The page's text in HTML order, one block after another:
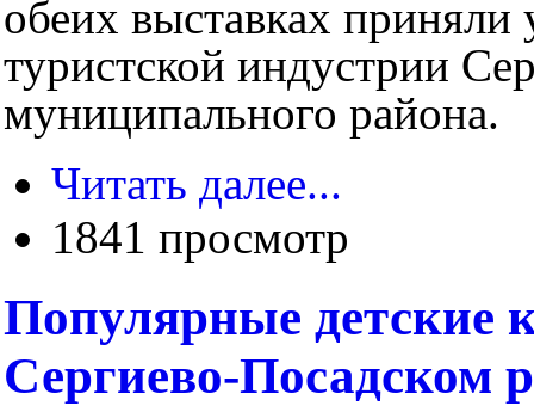
обеих выставках приняли
туристской индустрии
муниципального района.
Читать далее...
1841 просмотр
Популярные детские
Сергиево-Посадском